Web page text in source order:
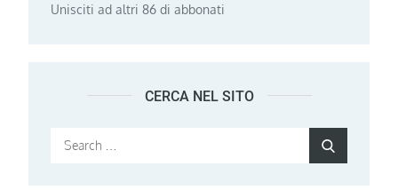
Unisciti ad altri 86 di abbonati
CERCA NEL SITO
Search